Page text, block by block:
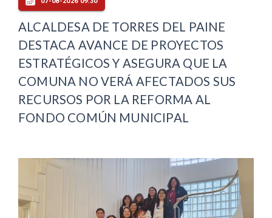
ALCALDESA DE TORRES DEL PAINE
DESTACA AVANCE DE PROYECTOS
ESTRATÉGICOS Y ASEGURA QUE LA
COMUNA NO VERÁ AFECTADOS SUS
RECURSOS POR LA REFORMA AL
FONDO COMÚN MUNICIPAL